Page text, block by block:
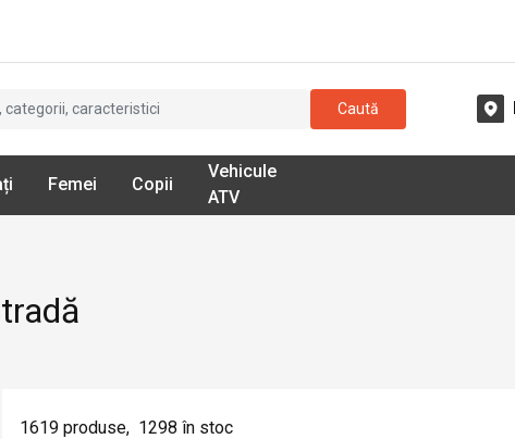
Caută
Femei Copii
Vehicule
ATV
1619 produse, 1298 în stoc